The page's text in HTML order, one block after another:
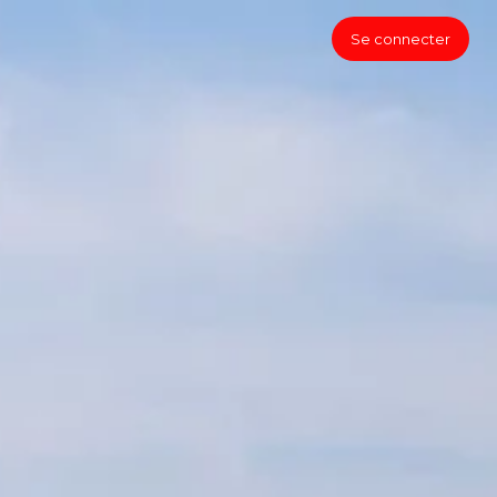
Se connecter